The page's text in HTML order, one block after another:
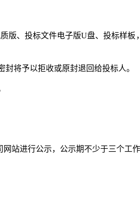
版、投标文件电子版U盘、投标样
封将予以拒收或原封退回给投标人。
站进行公示，公示期不少于三个工作